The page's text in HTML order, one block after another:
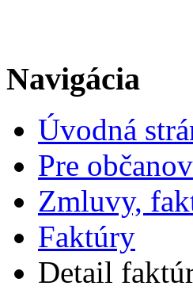
Navigácia
Úvodná
Pre občanov
Zmluvy,
Faktúry
Detail